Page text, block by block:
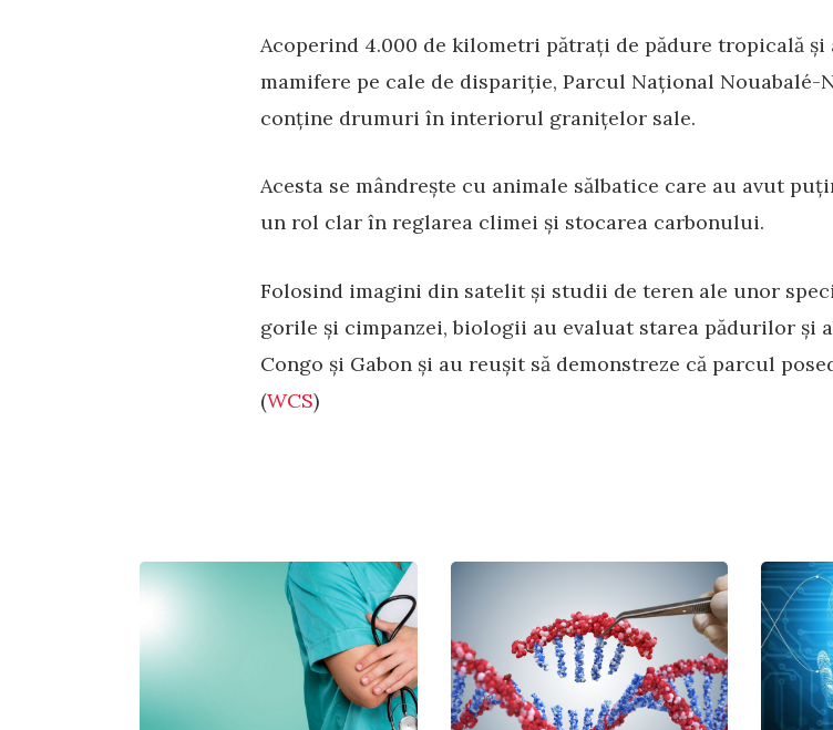
Acoperind 4.000 de kilometri pătrați de pădure tropicală
mamifere pe cale de dispariție, Parcul Național
conține drumuri în interiorul granițelor sale.
Acesta se mândrește cu animale sălbatice care au avut
un rol clar în reglarea climei și stocarea carbonului.
Folosind imagini din satelit și studii de teren ale unor
gorile și cimpanzei, biologii au evaluat starea pădurilor și
Congo și Gabon și au reușit să demonstreze că parcul
(WCS)